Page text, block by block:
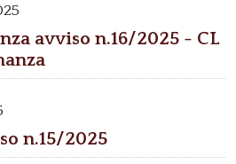
avviso n.16/2025 - CL
n.15/2025